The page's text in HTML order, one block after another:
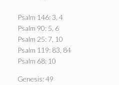
Psalm 146: 3, 4
Psalm 90: 5, 6
Psalm 25: 7, 10
Psalm 119: 83, 84
Psalm 68: 10
Genesis: 49